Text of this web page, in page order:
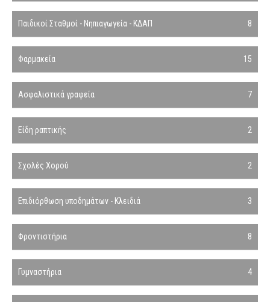
Παιδικοί Σταθμοί - Νηπιαγωγεία - ΚΔΑΠ 8
Φαρμακεία 15
Ασφαλιστικά γραφεία 7
Είδη ραπτικής 2
Σχολές Χορού 2
Επιδιόρθωση υποδημάτων - Κλειδιά 3
Φροντιστήρια 8
Γυμναστήρια 4